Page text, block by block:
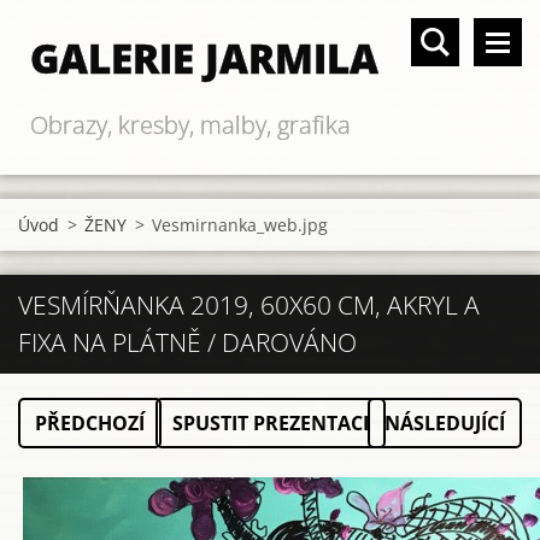
GALERIE JARMILA
Obrazy, kresby, malby, grafika
Úvod > ŽENY > Vesmirnanka_web.jpg
VESMÍRŇANKA 2019, 60X60 CM, AKRYL A
FIXA NA PLÁTNĚ / DAROVÁNO
PŘEDCHOZÍ SPUSTIT PREZENTACI NÁSLEDUJÍCÍ